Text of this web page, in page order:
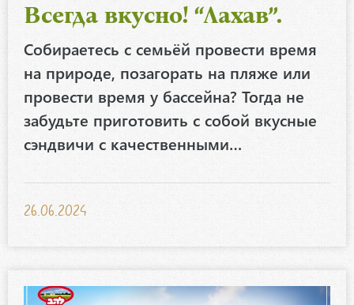
Всегда вкусно! “Лахав”.
Собираетесь с семьёй провести время
на природе, позагорать на пляже или
провести время у бассейна? Тогда не
забудьте приготовить с собой вкусные
сэндвичи с качественными…
26.06.2024